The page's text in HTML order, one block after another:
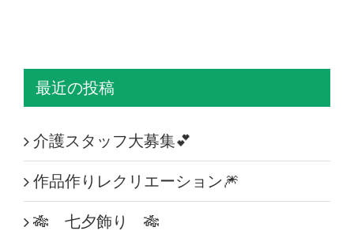
最近の投稿
介護スタッフ大募集💕
作品作りレクリエーション🎆
🎋 七夕飾り 🎋